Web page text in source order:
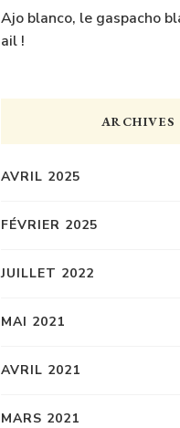
Ajo blanco, le gaspacho
ail !
ARCHIVES
AVRIL 2025
FÉVRIER 2025
JUILLET 2022
MAI 2021
AVRIL 2021
MARS 2021